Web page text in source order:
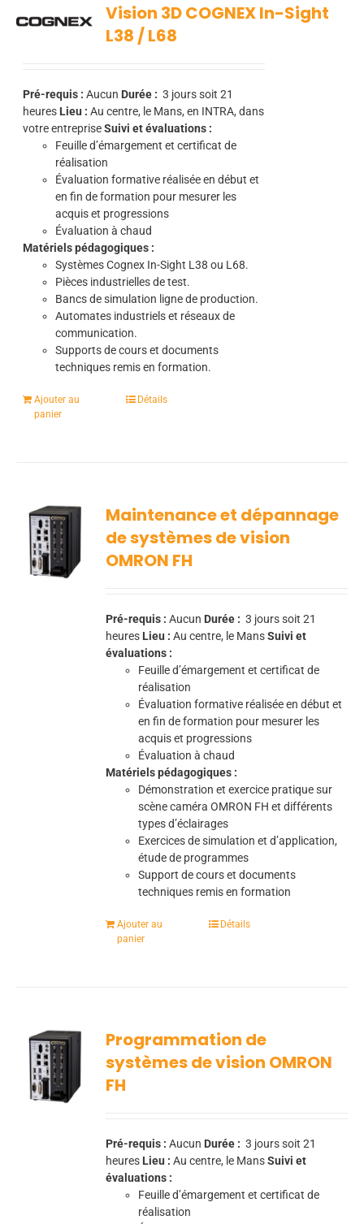
Vision 3D COGNEX In-Sight
L38 / L68
Pré-requis : Aucun Durée : 3 jours soit 21
heures Lieu : Au centre, le Mans, en INTRA, dans
votre entrepriseSuivi et évaluations :
Feuille d’émargement et certificat de
réalisation
Évaluation formative réalisée en début et
en fin de formation pour mesurer les
acquis et progressions
Évaluation à chaud
Matériels pédagogiques :
Systèmes Cognex In-Sight L38 ou L68.
Pièces industrielles de test.
Bancs de simulation ligne de production.
Automates industriels et réseaux de
communication.
Supports de cours et documents
techniques remis en formation.
Ajouter au
panier
Détails
Maintenance et dépannage
de systèmes de vision
OMRON FH
Pré-requis : Aucun Durée : 3 jours soit 21
heures Lieu : Au centre, le MansSuivi et
évaluations :
Feuille d’émargement et certificat de
réalisation
Évaluation formative réalisée en début et
en fin de formation pour mesurer les
acquis et progressions
Évaluation à chaud
Matériels pédagogiques :
Démonstration et exercice pratique sur
scène caméra OMRON FH et différents
types d’éclairages
Exercices de simulation et d’application,
étude de programmes
Support de cours et documents
techniques remis en formation
Ajouter au
panier
Détails
Programmation de
systèmes de vision OMRON
FH
Pré-requis : Aucun Durée : 3 jours soit 21
heures Lieu : Au centre, le MansSuivi et
évaluations :
Feuille d’émargement et certificat de
réalisation